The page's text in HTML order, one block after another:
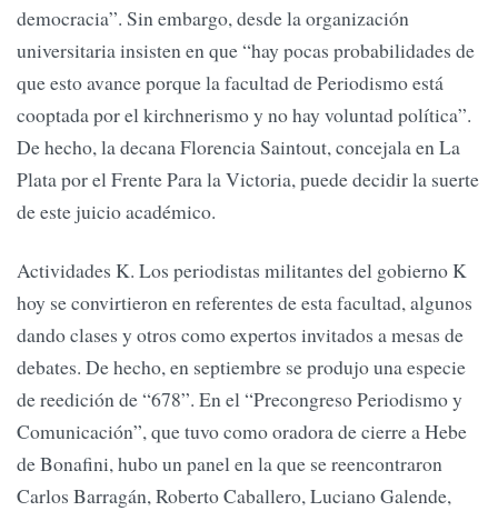
democracia”. Sin embargo, desde la organización
universitaria insisten en que “hay pocas probabilidades de
que esto avance porque la facultad de Periodismo está
cooptada por el kirchnerismo y no hay voluntad política”.
De hecho, la decana Florencia Saintout, concejala en La
Plata por el Frente Para la Victoria, puede decidir la suerte
de este juicio académico.
Actividades K. Los periodistas militantes del gobierno K
hoy se convirtieron en referentes de esta facultad, algunos
dando clases y otros como expertos invitados a mesas de
debates. De hecho, en septiembre se produjo una especie
de reedición de “678”. En el “Precongreso Periodismo y
Comunicación”, que tuvo como oradora de cierre a Hebe
de Bonafini, hubo un panel en la que se reencontraron
Carlos Barragán, Roberto Caballero, Luciano Galende,